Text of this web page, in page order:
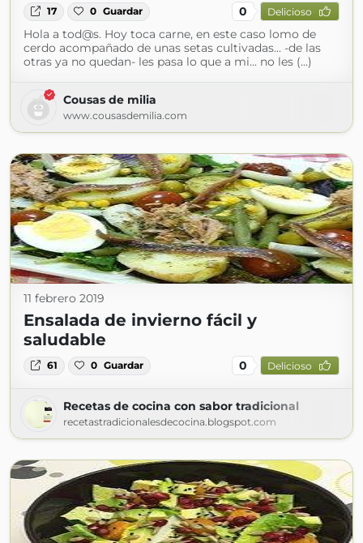
17 0 Guardar 0 Delicioso
Hola a tod@s. Hoy toca carne, en este caso lomo de
cerdo acompañado de unas setas cultivadas... -de las
otras ya no quedan- les pasa lo que a mi... no les (...)
Cousas de milia
www.cousasdemilia.com
11 febrero 2019
Ensalada de invierno fácil y
saludable
61 0 Guardar 0 Delicioso
Recetas de cocina con sabor tradicional
recetastradicionalesdecocina.blogspot.com